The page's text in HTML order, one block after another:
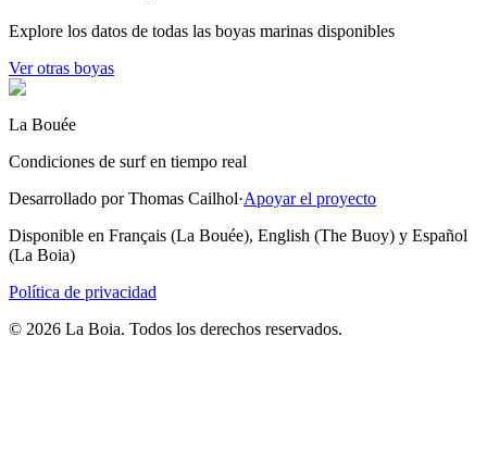
Explore los datos de todas las boyas marinas disponibles
Ver otras boyas
La Bouée
Condiciones de surf en tiempo real
Desarrollado por Thomas Cailhol·Apoyar el proyecto
Disponible en Français (La Bouée), English (The Buoy) y Español
(La Boia)
Política de privacidad
© 2026 La Boia. Todos los derechos reservados.